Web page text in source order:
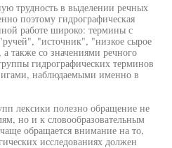
трудность в выделении речных
поэтому гидрографическая
работе широко: термины с
"источник", "низкое сырое
также со значениями речного
гидрографических терминов
наблюдаемыми именно в
лексики полезно обращение не
но и к словообразовательным
обращается внимание на то,
исследованиях должен